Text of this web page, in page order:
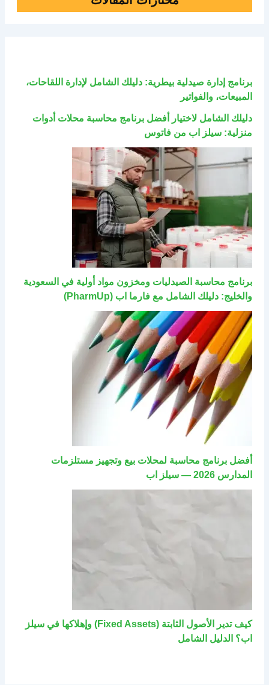
برنامج إدارة صيدلية بيطرية: دليلك الشامل لإدارة اللقاحات،
المبيعات، والفواتير
دليلك الشامل لاختيار أفضل برنامج محاسبة محلات أدوات
منزلية: سيلز اب من فاتوس
برنامج محاسبة الصيدليات ومخزون مواد أولية في السعودية
والخليج: دليلك الشامل مع فارما اب (PharmUp)
أفضل برنامج محاسبة لمحلات بيع وتجهيز مستلزمات
المدارس 2026 — سيلز اب
كيف تدير الأصول الثابتة (Fixed Assets) وإهلاكها في سيلز
اب؟ الدليل الشامل